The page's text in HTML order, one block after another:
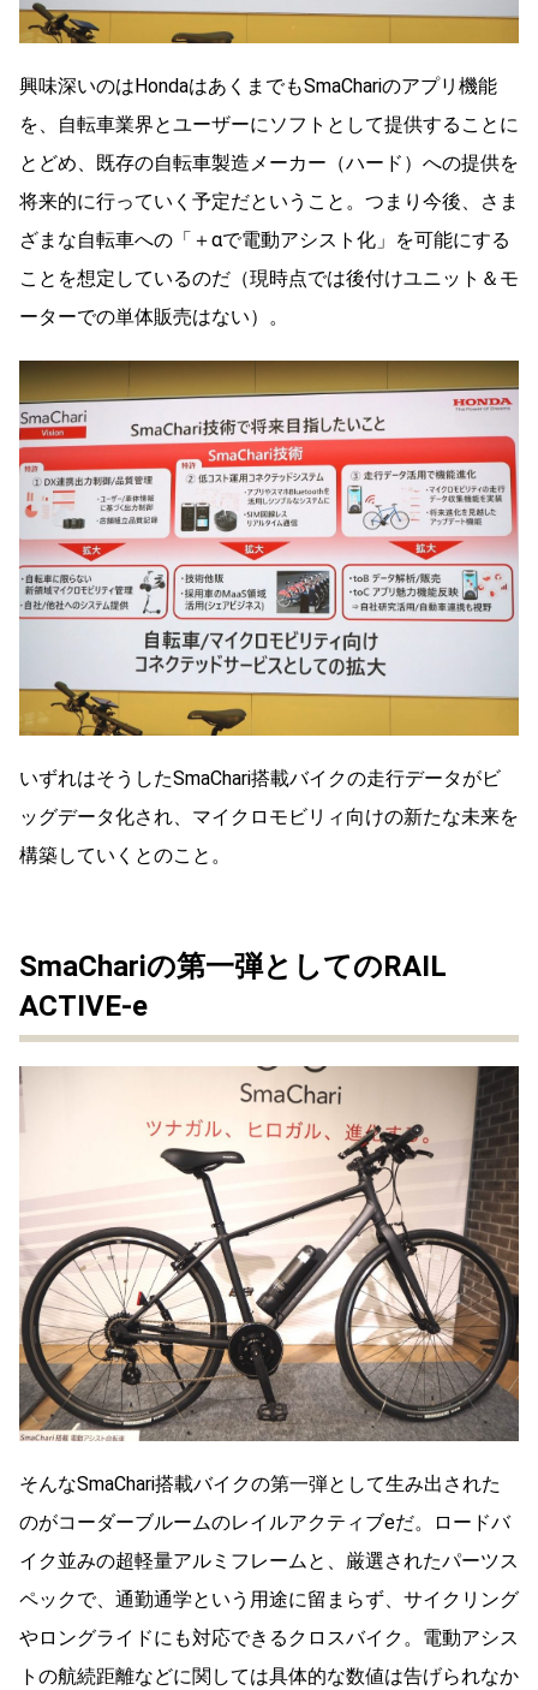
興味深いのはHondaはあくまでもSmaChariのアプリ機能
を、自転車業界とユーザーにソフトとして提供することに
とどめ、既存の自転車製造メーカー（ハード）への提供を
将来的に行っていく予定だということ。つまり今後、さま
ざまな自転車への「＋αで電動アシスト化」を可能にする
ことを想定しているのだ（現時点では後付けユニット＆モ
ーターでの単体販売はない）。
いずれはそうしたSmaChari搭載バイクの走行データがビ
ッグデータ化され、マイクロモビリィ向けの新たな未来を
構築していくとのこと。
SmaChariの第一弾としてのRAIL
ACTIVE-e
そんなSmaChari搭載バイクの第一弾として生み出された
のがコーダーブルームのレイルアクティブeだ。ロードバ
イク並みの超軽量アルミフレームと、厳選されたパーツス
ペックで、通勤通学という用途に留まらず、サイクリング
やロングライドにも対応できるクロスバイク。電動アシス
トの航続距離などに関しては具体的な数値は告げられなか